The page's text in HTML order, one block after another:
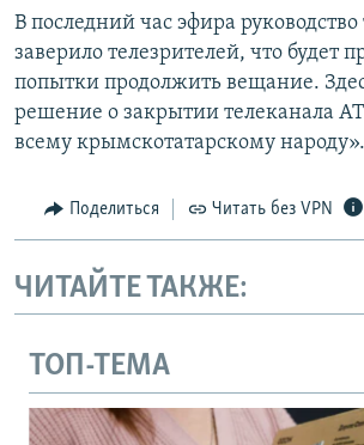
В последний час эфира руководство
заверило телезрителей, что будет
попытки продолжить вещание.
решение о закрытии телеканала
всему крымскотатарскому народу».
Поделиться Читать без VPN
ЧИТАЙТЕ ТАКЖЕ:
ТОП-ТЕМА